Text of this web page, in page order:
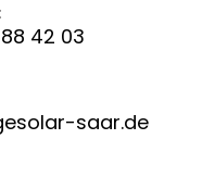
42 03
saar.de